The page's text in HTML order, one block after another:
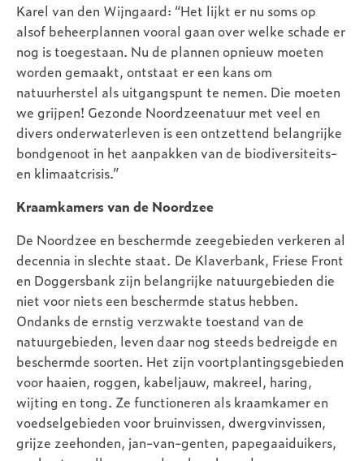
Karel van den Wijngaard: “Het lijkt er nu soms op
alsof beheerplannen vooral gaan over welke schade er
nog is toegestaan. Nu de plannen opnieuw moeten
worden gemaakt, ontstaat er een kans om
natuurherstel als uitgangspunt te nemen. Die moeten
we grijpen! Gezonde Noordzeenatuur met veel en
divers onderwaterleven is een ontzettend belangrijke
bondgenoot in het aanpakken van de biodiversiteits-
en klimaatcrisis.”
Kraamkamers van de Noordzee
De Noordzee en beschermde zeegebieden verkeren al
decennia in slechte staat. De Klaverbank, Friese Front
en Doggersbank zijn belangrijke natuurgebieden die
niet voor niets een beschermde status hebben.
Ondanks de ernstig verzwakte toestand van de
natuurgebieden, leven daar nog steeds bedreigde en
beschermde soorten. Het zijn voortplantingsgebieden
voor haaien, roggen, kabeljauw, makreel, haring,
wijting en tong. Ze functioneren als kraamkamer en
voedselgebieden voor bruinvissen, dwergvinvissen,
grijze zeehonden, jan-van-genten, papegaaiduikers,